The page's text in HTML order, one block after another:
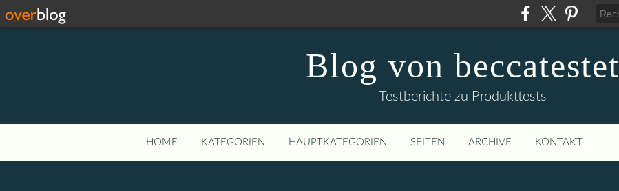
Blog von beccatestet
Testberichte zu Produkttests
HOME KATEGORIEN HAUPTKATEGORIEN SEITEN ARCHIVE KONTAKT